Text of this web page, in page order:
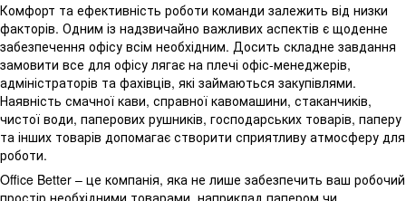
Комфорт та ефективність роботи команди залежить від низки
факторів. Одним із надзвичайно важливих аспектів є щоденне
забезпечення офісу всім необхідним. Досить складне завдання
замовити все для офісу лягає на плечі офіс-менеджерів,
адміністраторів та фахівців, які займаються закупівлями.
Наявність смачної кави, справної кавомашини, стаканчиків,
чистої води, паперових рушників, господарських товарів, паперу
та інших товарів допомагає створити сприятливу атмосферу для
роботи.
Office Better – це компанія, яка не лише забезпечить ваш робочий